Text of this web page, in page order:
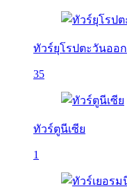
ทัวร์ยุโรปตะวันออก
35
ทัวร์ตูนีเซีย
1